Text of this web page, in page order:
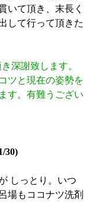
いて頂き、末長く
して行って頂きた
深謝致します。
ツと現在の姿勢を
す。有難うござい
しっとり。いつ
場もココナツ洗剤